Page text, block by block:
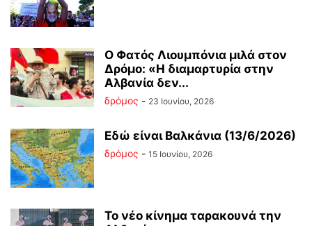
Ο Φατός Λιουμπόνια μιλά στον
Δρόμο: «Η διαμαρτυρία στην
Αλβανία δεν...
δρόμος - 23 Ιουνίου, 2026
Εδώ είναι Βαλκάνια (13/6/2026)
δρόμος - 15 Ιουνίου, 2026
Το νέο κίνημα ταρακουνά την